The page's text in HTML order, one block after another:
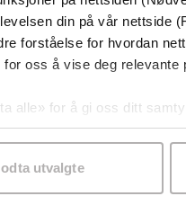
din på vår nettside
forståelse for hvordan
oss å vise deg
alle» for å gi oss ditt
formål ved å
utvalgte
218,-
Sjakken
Atle